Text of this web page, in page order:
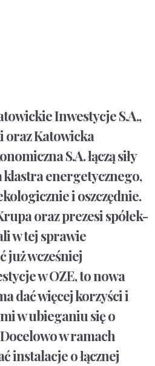
Inwestycje S.A.,
oraz Katowicka
S.A. łączą siły
klastra energetycznego,
i oszczędnie.
oraz prezesi spółek-
w tej sprawie
już wcześniej
w OZE, to nowa
dać więcej korzyści i
w ubieganiu się o
w ramach
instalacje o łącznej